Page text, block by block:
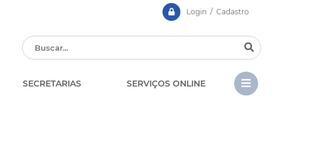
Login / Cadastro
SECRETARIAS SERVIÇOS ONLINE